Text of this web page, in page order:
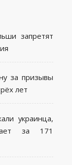
запретят
за призывы
лет
украинца,
за 171